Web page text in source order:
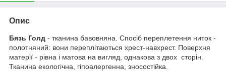
Опис
Бязь Голд - тканина бавовняна. Спосіб переплетення ниток -
полотняний: вони переплітаються хрест-навхрест. Поверхня
матерії - рівна і матова на вигляд, однакова з двох сторін.
Тканина екологічна, гіпоалергенна, зносостійка.